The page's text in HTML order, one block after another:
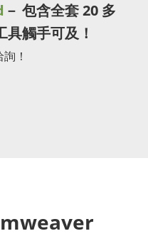
－ 包含全套 20 多
觸手可及！
！